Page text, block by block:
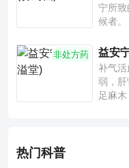
宁所
候者。
非处方药 益安
补气
弱，
足麻
热门科普